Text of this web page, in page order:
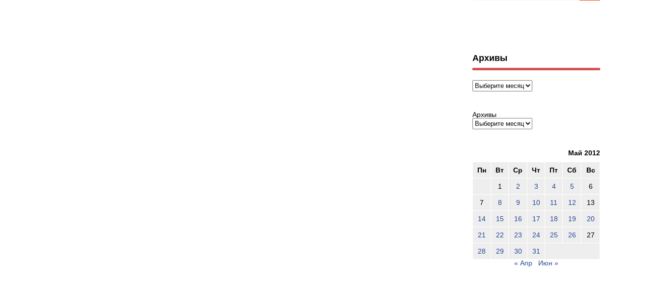
Архивы
Архивы
Архивы
Май 2012
Пн Вт Ср Чт Пт Сб Вс
1 2 3 4 5 6
7 8 9 10 11 12 13
14 15 16 17 18 19 20
21 22 23 24 25 26 27
28 29 30
31
« Апр
Июн »